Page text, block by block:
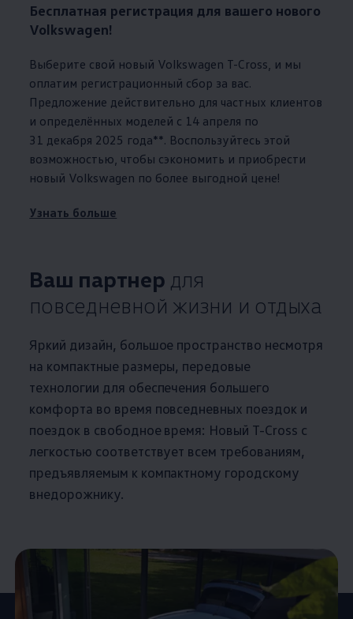
Бесплатная регистрация для вашего нового
Volkswagen!
Выберите свой новый Volkswagen T-Cross, и мы
оплатим регистрационный сбор за вас.
Предложение действительно для частных клиентов
и определённых моделей с 14 апреля по
31 декабря 2025 года**. Воспользуйтесь этой
возможностью, чтобы сэкономить и приобрести
новый Volkswagen по более выгодной цене!
Узнать больше
Ваш партнер для
повседневной жизни и отдыха
Яркий дизайн, большое пространство несмотря
на компактные размеры, передовые
технологии для обеспечения большего
комфорта во время повседневных поездок и
поездок в свободное время: Новый T-Cross с
легкостью соответствует всем требованиям,
предъявляемым к компактному городскому
внедорожнику.